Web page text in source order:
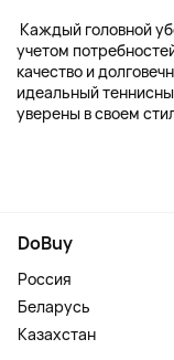
Каждый головной
учетом
качество и
идеальный
уверены в своем
DoBuy
Россия
Беларусь
Казахстан